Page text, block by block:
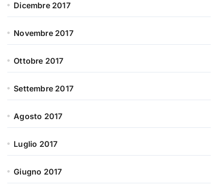
Dicembre 2017
Novembre 2017
Ottobre 2017
Settembre 2017
Agosto 2017
Luglio 2017
Giugno 2017